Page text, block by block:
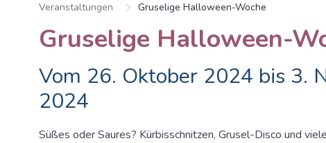
Veranstaltungen Gruselige Halloween-Woche
Gruselige Halloween-
Vom 26. Oktober 2024 bis 3.
2024
Süßes oder Saures? Kürbisschnitzen, Grusel-Disco und